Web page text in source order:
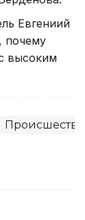
Евгениий
почему
высоким